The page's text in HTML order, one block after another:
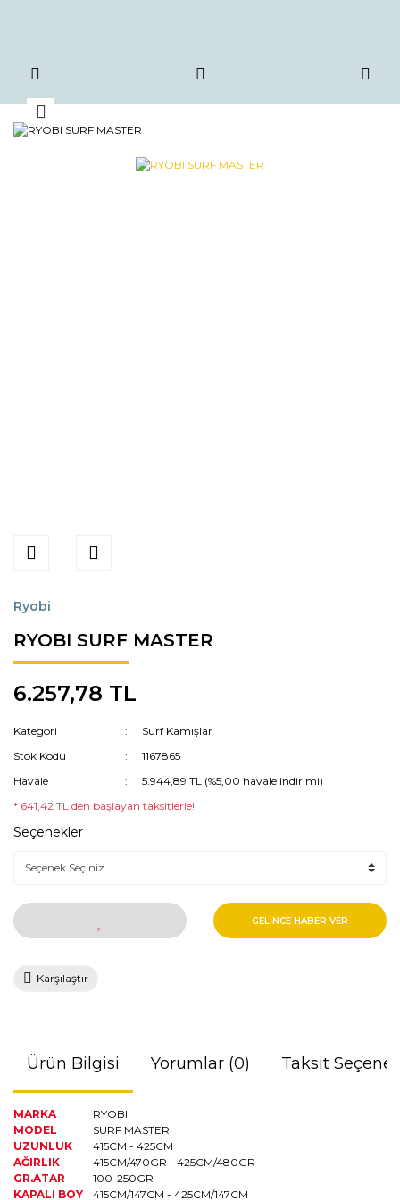
Ryobi
RYOBI SURF MASTER
6.257,78 TL
Kategori
Surf Kamışlar
Stok Kodu
1167865
Havale
5.944,89 TL (%5,00 havale indirimi)
* 641,42 TL den başlayan taksitlerle!
Seçenekler
GELİNCE HABER VER
Karşılaştır
Ürün Bilgisi Yorumlar (0) Taksit
MARKA
RYOBI
MODEL
SURF MASTER
UZUNLUK
415CM - 425CM
AĞIRLIK
415CM/470GR - 425CM/480GR
GR.ATAR
100-250GR
KAPALI BOY
415CM/147CM - 425CM/147CM